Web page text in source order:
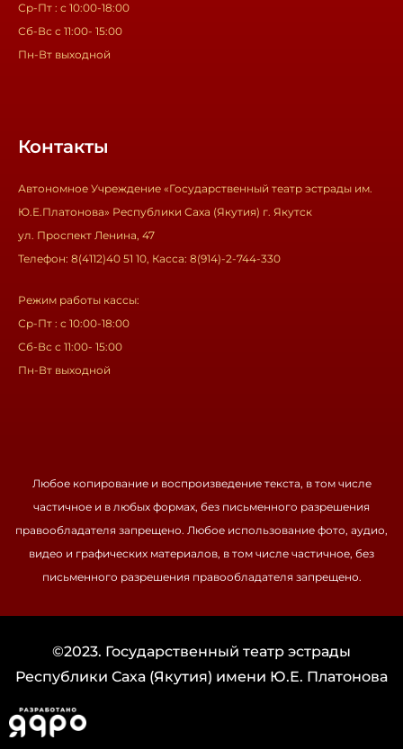
Ср-Пт : с 10:00-18:00
Сб-Вс с 11:00- 15:00
Пн-Вт выходной
Контакты
Автономное Учреждение «Государственный театр эстрады им.
Ю.Е.Платонова» Республики Саха (Якутия) г. Якутск
ул. Проспект Ленина, 47
Телефон: 8(4112)40 51 10, Касса: 8(914)-2-744-330
Режим работы кассы:
Ср-Пт : с 10:00-18:00
Сб-Вс с 11:00- 15:00
Пн-Вт выходной
Любое копирование и воспроизведение текста, в том числе
частичное и в любых формах, без письменного разрешения
правообладателя запрещено. Любое использование фото, аудио,
видео и графических материалов, в том числе частичное, без
письменного разрешения правообладателя запрещено.
©2023. Государственный театр эстрады
Республики Саха (Якутия) имени Ю.Е. Платонова